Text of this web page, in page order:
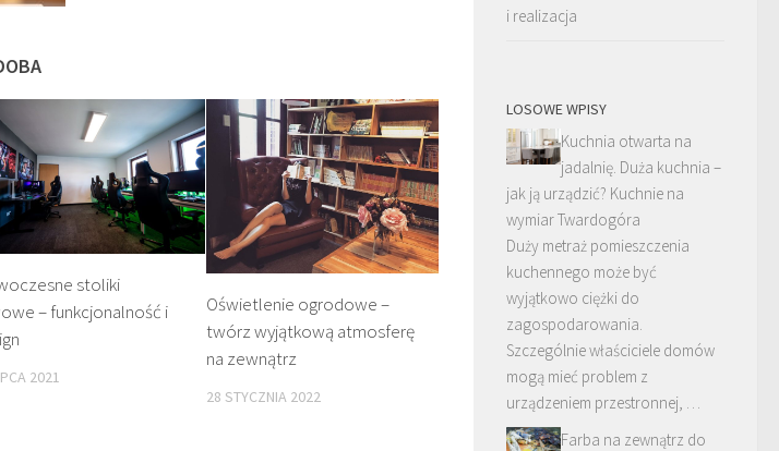
stoliki
– funkcjonalność i
2021
Oświetlenie ogrodowe –
twórz wyjątkową atmosferę
na zewnątrz
28 STYCZNIA 2022
i realizacja
LOSOWE WPISY
Kuchnia otwarta na
jadalnię. Duża kuchnia –
jak ją urządzić? Kuchnie na
wymiar Twardogóra
Duży metraż pomieszczenia
kuchennego może być
wyjątkowo ciężki do
zagospodarowania.
Szczególnie właściciele domów
mogą mieć problem z
urządzeniem przestronnej, …
Farba na zewnątrz do